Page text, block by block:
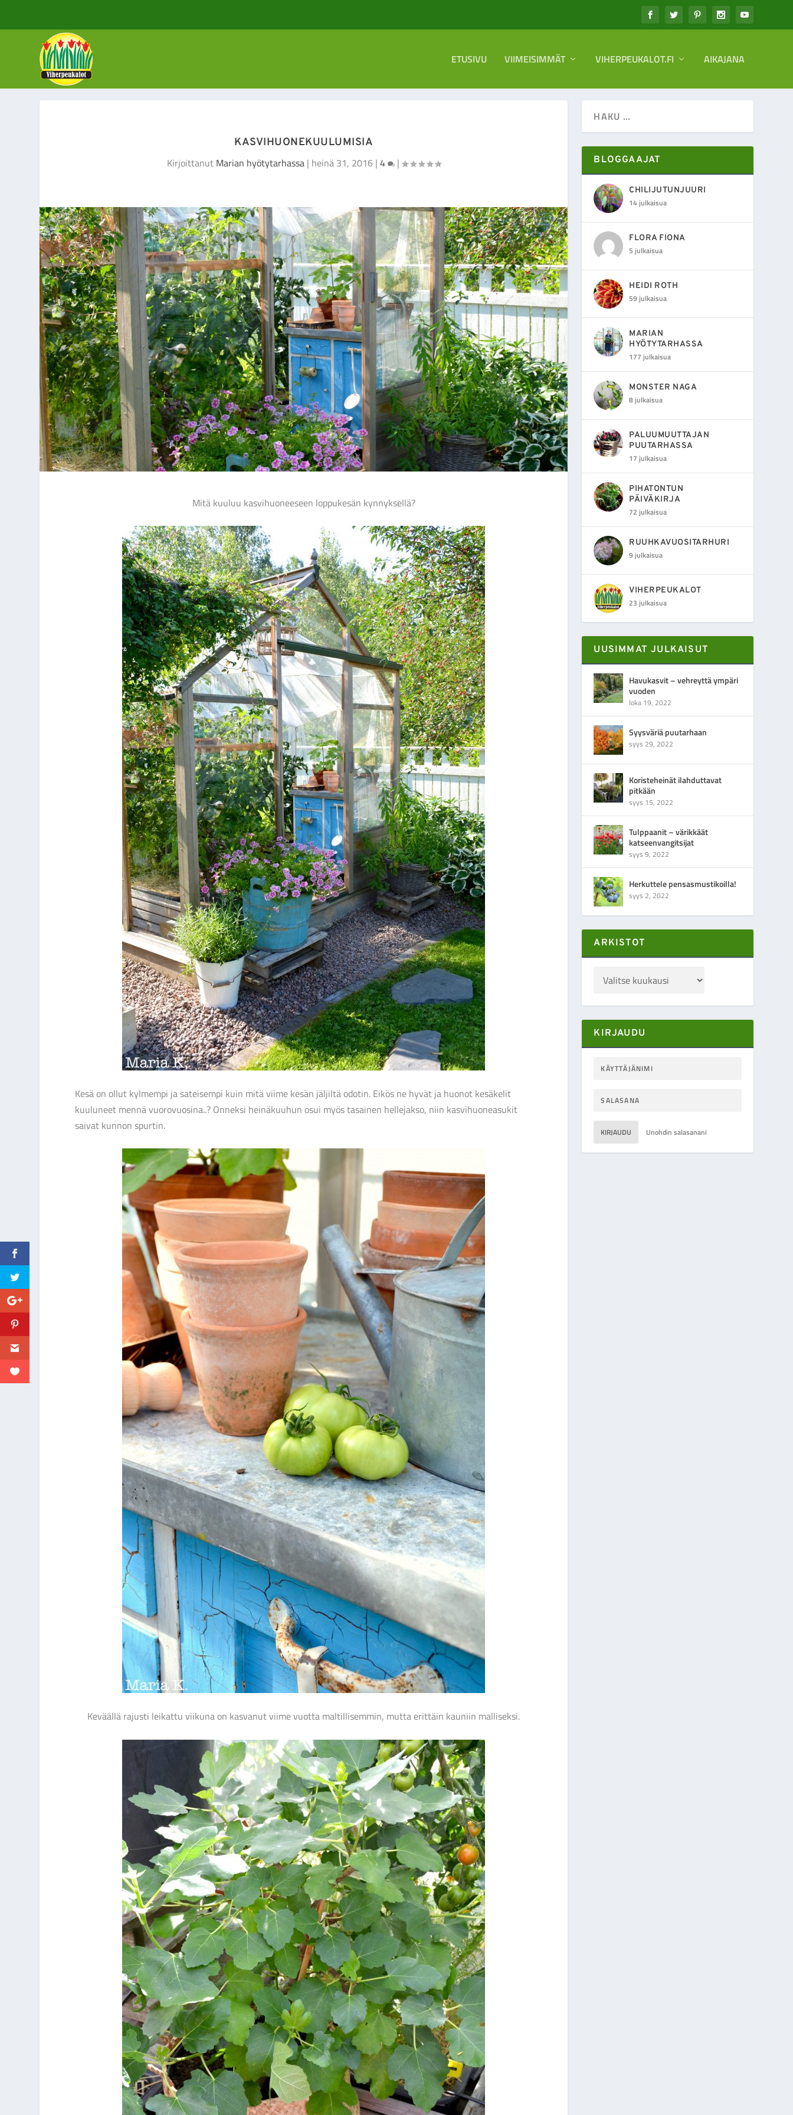
ETUSIVU VIIMEISIMMÄT VIHERPEUKALOT.FI AIKAJANA
KASVIHUONEKUULUMISIA
Kirjoittanut Marian hyötytarhassa| heinä 31, 2016| 4 |
Mitä kuuluu kasvihuoneeseen loppukesän kynnyksellä?
Kesä on ollut kylmempi ja sateisempi kuin mitä viime kesän jäljiltä odotin. Eikös ne hyvät ja huonot kesäkelit
kuuluneet mennä vuorovuosina..? Onneksi heinäkuuhun osui myös tasainen hellejakso, niin kasvihuoneasukit
saivat kunnon spurtin.
Keväällä rajusti leikattu viikuna on kasvanut viime vuotta maltillisemmin, mutta erittäin kauniin malliseksi.
BLOGGAAJAT
CHILIJUTUNJUURI
14 julkaisua
FLORA FIONA
5 julkaisua
HEIDI ROTH
59 julkaisua
MARIAN
HYÖTYTARHASSA
177 julkaisua
MONSTER NAGA
8 julkaisua
PALUUMUUTTAJAN
PUUTARHASSA
17 julkaisua
PIHATONTUN
PÄIVÄKIRJA
72 julkaisua
RUUHKAVUOSITARHURI
9 julkaisua
VIHERPEUKALOT
23 julkaisua
UUSIMMAT JULKAISUT
Havukasvit – vehreyttä ympäri
vuoden
loka 19, 2022
Syysväriä puutarhaan
syys 29, 2022
Koristeheinät ilahduttavat
pitkään
syys 15, 2022
Tulppaanit – värikkäät
katseenvangitsijat
syys 9, 2022
Herkuttele pensasmustikoilla!
syys 2, 2022
ARKISTOT
KIRJAUDU
KIRJAUDU Unohdin salasanani